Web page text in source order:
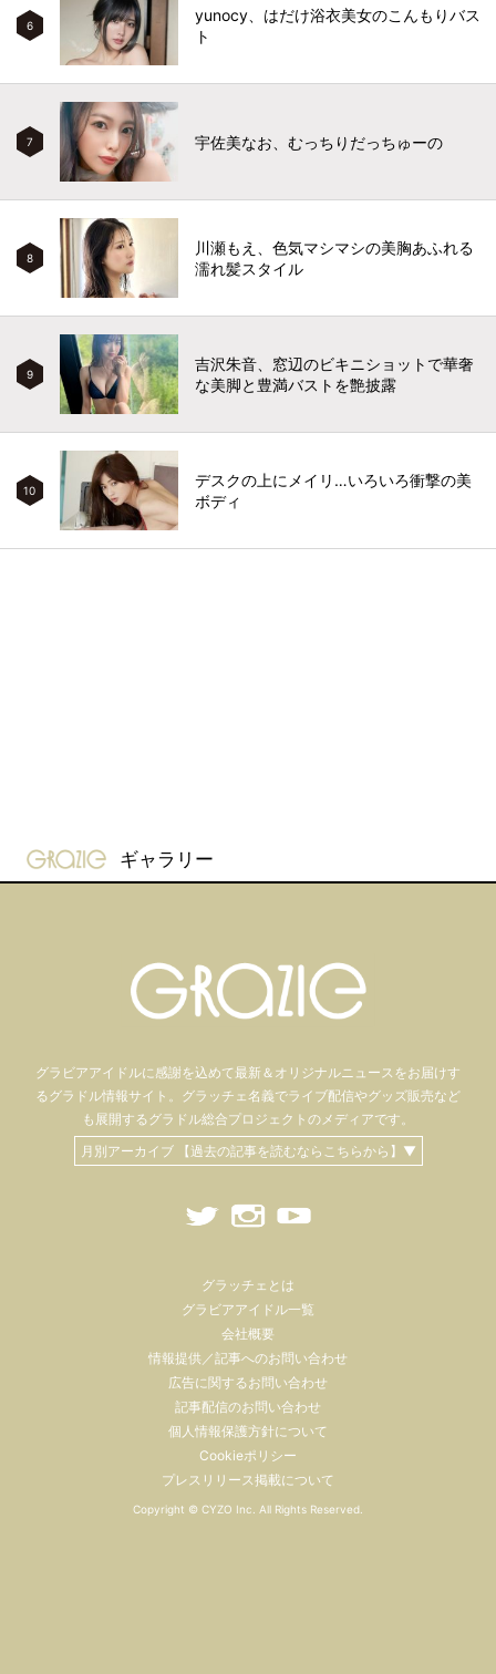
6
yunocy、はだけ浴衣美女のこんもりバス
ト
7 宇佐美なお、むっちりだっちゅーの
8
川瀬もえ、色気マシマシの美胸あふれる
濡れ髪スタイル
9
吉沢朱音、窓辺のビキニショットで華奢
な美脚と豊満バストを艶披露
10
デスクの上にメイリ…いろいろ衝撃の美
ボディ
gravure-grazie
ギャラリー
グラビアアイドルに感謝を込めて最新＆オリジナルニュースをお届けす
るグラドル情報サイト。 グラッチェ名義でライブ配信やグッズ販売など
も 展開するグラドル総合プロジェクトのメディアです。
月別アーカイブ 【過去の記事を読むならこちらから】▼
グラッチェとは
グラビアアイドル一覧
会社概要
情報提供／記事へのお問い合わせ
広告に関するお問い合わせ
記事配信のお問い合わせ
個人情報保護方針について
Cookieポリシー
プレスリリース掲載について
Copyright © CYZO Inc. All Rights Reserved.